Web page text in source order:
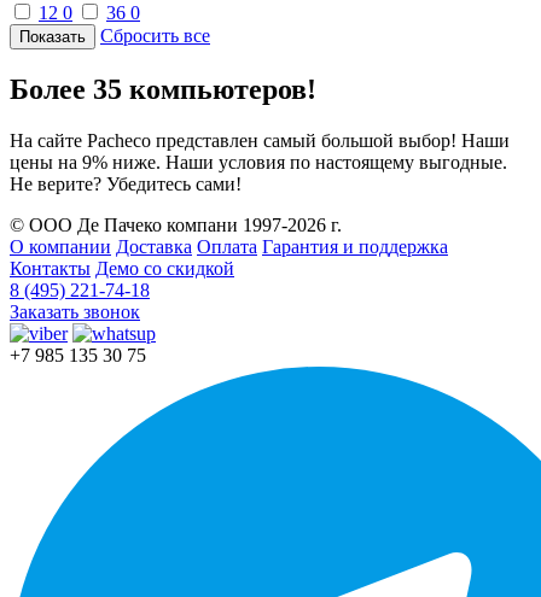
12 0 36 0
Сбросить все
Более 35 компьютеров!
На сайте Pacheco представлен самый большой выбор! Наши
цены на 9% ниже. Наши условия по настоящему выгодные.
Не верите? Убедитесь сами!
© ООО Де Пачеко компани 1997-2026 г.
О компании Доставка Оплата Гарантия и поддержка
Контакты Демо со скидкой
8 (495) 221-74-18
Заказать звонок
+7 985 135 30 75